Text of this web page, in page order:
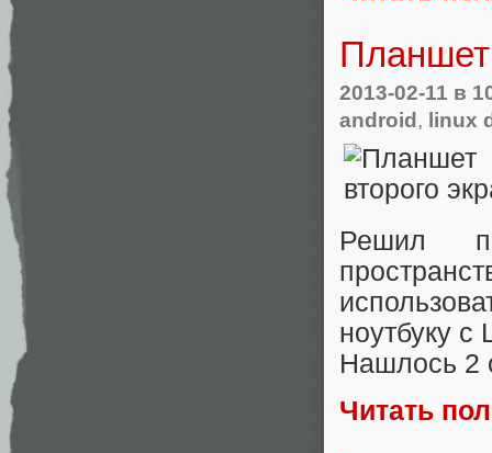
Планшет
2013-02-11 в
android, linux
Решил
ноутбуку c
Нашлось 2
Читать